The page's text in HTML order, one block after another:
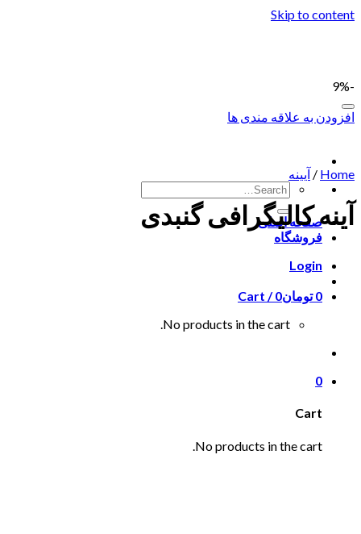
Skip to content
صفحه اصلی
فروشگاه
Login
Cart /
تومان0
0
No products in the cart.
0
Cart
No products in the cart.
-9%
افزودن به علاقه مندی ها
Home
/ آیینه
آینه کالیگرافی گنبدی